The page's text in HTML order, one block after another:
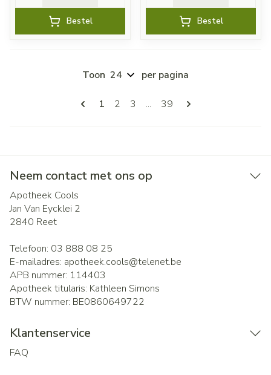
Bestel Bestel
Pagina's
U lees momenteel pagina
1 Pagina
2 Pagina
3 ... Pagina
39
Toon per pagina
Neem contact met ons op
Apotheek Cools
Jan Van Eycklei 2
2840 Reet
Telefoon: 03 888 08 25
E-mailadres: apotheek.cools@telenet.be
APB nummer: 114403
Apotheek titularis: Kathleen Simons
BTW nummer: BE0860649722
Klantenservice
FAQ